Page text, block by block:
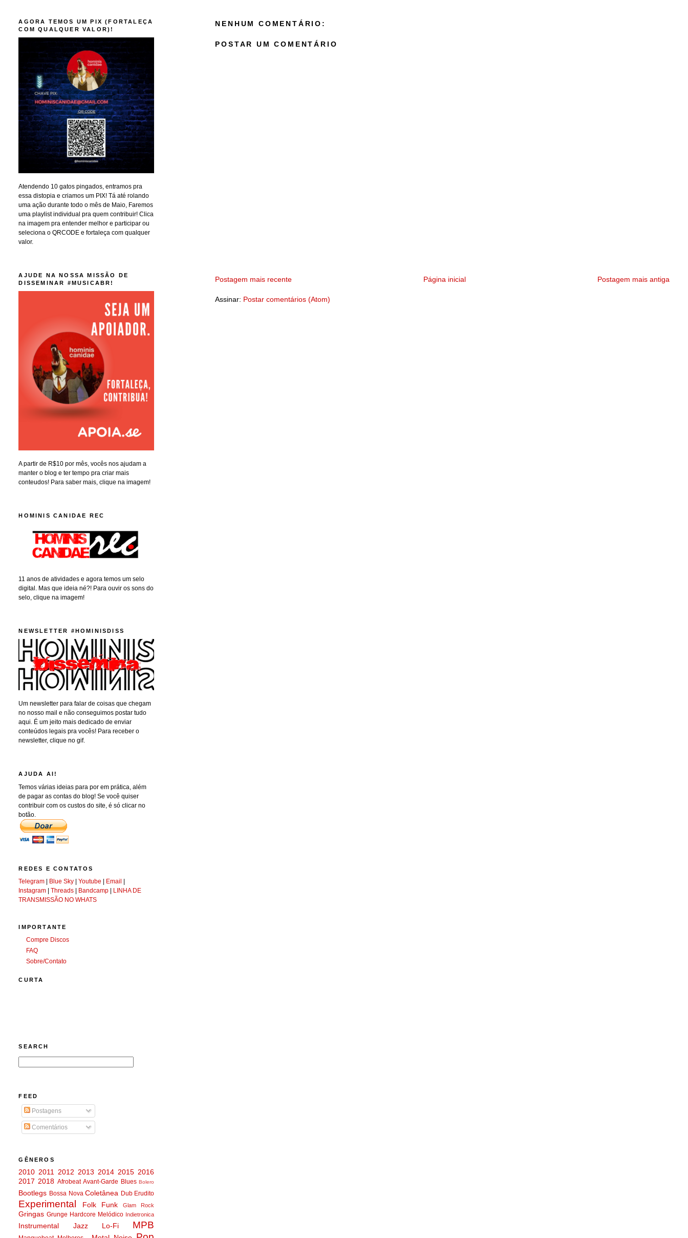
NENHUM COMENTÁRIO:
POSTAR UM COMENTÁRIO
Postagem mais recente Postagem mais antiga
Página inicial
Assinar: Postar comentários (Atom)
AGORA TEMOS UM PIX (FORTALEÇA
COM QUALQUER VALOR)!
Atendendo 10 gatos pingados, entramos pra
essa distopia e criamos um PIX! Tá até rolando
uma ação durante todo o mês de Maio, Faremos
uma playlist individual pra quem contribuir! Clica
na imagem pra entender melhor e participar ou
seleciona o QRCODE e fortaleça com qualquer
valor.
AJUDE NA NOSSA MISSÃO DE
DISSEMINAR #MUSICABR!
A partir de R$10 por mês, vocês nos ajudam a
manter o blog e ter tempo pra criar mais
conteudos! Para saber mais, clique na imagem!
HOMINIS CANIDAE REC
11 anos de atividades e agora temos um selo
digital. Mas que ideia né?! Para ouvir os sons do
selo, clique na imagem!
NEWSLETTER #HOMINISDISS
Um newsletter para falar de coisas que chegam
no nosso mail e não conseguimos postar tudo
aqui. É um jeito mais dedicado de enviar
conteúdos legais pra vocês! Para receber o
newsletter, clique no gif.
AJUDA AI!
Temos várias ideias para por em prática, além
de pagar as contas do blog! Se você quiser
contribuir com os custos do site, é só clicar no
botão.
REDES E CONTATOS
Telegram | Blue Sky |Youtube | Email |
Instagram |Threads | Bandcamp | LINHA DE
TRANSMISSÃO NO WHATS
IMPORTANTE
Compre Discos
FAQ
Sobre/Contato
CURTA
SEARCH
FEED
Postagens
Comentários
GÊNEROS
2010 2011 2012 2013 2014 2015 2016
2017 2018 Afrobeat Avant-Garde Blues Bolero
Bootlegs Bossa Nova Coletânea Dub Erudito
Experimental Folk Funk Glam Rock
Gringas Grunge Hardcore Melódico Indietronica
Instrumental Jazz Lo-Fi MPB